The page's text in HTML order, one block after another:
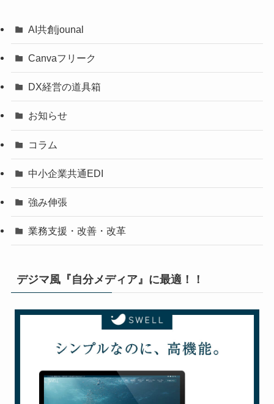
AI共創jounal
Canvaフリーク
DX経営の道具箱
お知らせ
コラム
中小企業共通EDI
強み伸張
業務支援・改善・改革
デジマ風『自分メディア』に最適！！